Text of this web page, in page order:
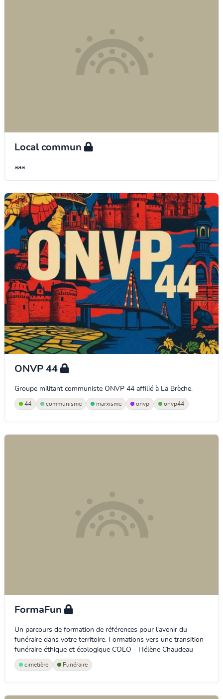
Local commun
aaa
ONVP 44
Groupe militant communiste ONVP 44 affilié à La Brèche.
44 communisme marxisme onvp onvp44
FormaFun
Un parcours de formation de références pour l'avenir du
funéraire dans votre territoire. Formations vers une transition
funéraire éthique et écologique COEO - Hélène Chaudeau
cimetière Funéraire